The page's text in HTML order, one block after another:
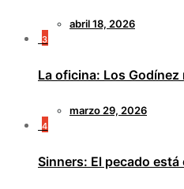
abril 18, 2026
3
La oficina: Los
marzo 29, 2026
4
Sinners: El pecado está